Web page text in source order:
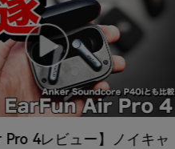
Pro 4レビュー】ノイキャ